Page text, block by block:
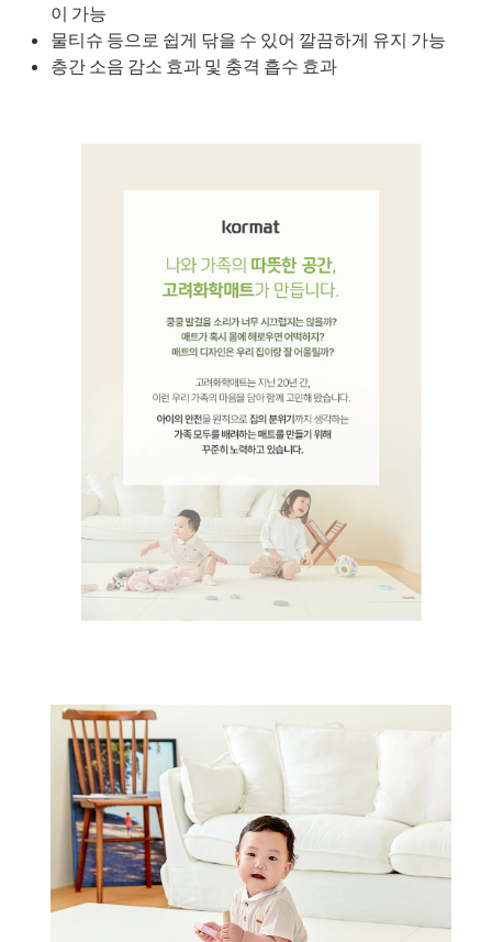
이 가능
물티슈 등으로 쉽게 닦을 수 있어 깔끔하게 유지 가능
층간 소음 감소 효과 및 충격 흡수 효과